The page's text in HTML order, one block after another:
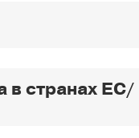
в странах ЕС/